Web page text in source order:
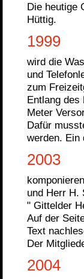
Die heutige
Hüttig.
1999
wird die
und
zum
Entlang des
Meter
Dafür
werden. Ein
2003
und Herr H.
" Gittelder
Auf der
Text
Der
2004